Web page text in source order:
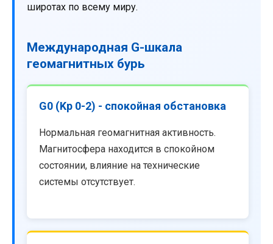
широтах по всему миру.
Международная G-шкала
геомагнитных бурь
G0 (Kp 0-2) - спокойная обстановка
Нормальная геомагнитная активность.
Магнитосфера находится в спокойном
состоянии, влияние на технические
системы отсутствует.